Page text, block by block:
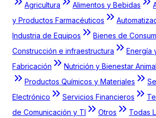
Agricultura
Alimentos y Bebidas
y Productos Farmacéuticos
Industria de Equipos
Bienes de
Construcción e infraestructura
Energía
Fabricación
Nutrición y Bienestar Animal
Productos Químicos y Materiales
Electrónico
Servicios Financieros
de Comunicación y TI
Otros Todas